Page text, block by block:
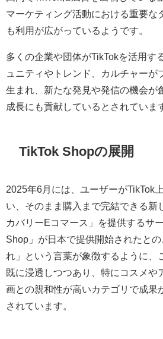
マーケティング活動における重要な
も利用が広がっているようです。
多くの企業や団体がTikTokを活用す
ュニティやトレンド、カルチャーが
生まれ、新たな発見や発信の機会が
成長にも貢献しているとされていま
TikTok Shopの展開
2025年6月には、ユーザーがTikTok
い、そのまま購入まで完結できる新
カバリーEコマース」を提供するサ
Shop」が日本で提供開始されたと
れ」という言葉が象徴するように、
既に浸透しつつあり、特にコスメや
画との親和性が高いカテゴリで成果
されています。